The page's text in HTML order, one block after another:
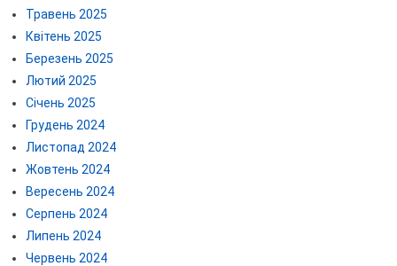
Травень 2025
Квітень 2025
Березень 2025
Лютий 2025
Січень 2025
Грудень 2024
Листопад 2024
Жовтень 2024
Вересень 2024
Серпень 2024
Липень 2024
Червень 2024